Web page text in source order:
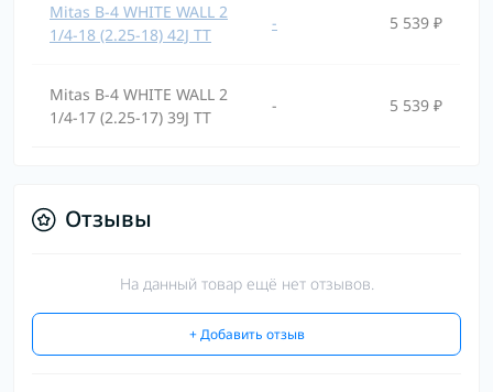
Mitas B-4 WHITE WALL 2
1/4-18 (2.25-18) 42J TT
- 5 539 ₽
Mitas B-4 WHITE WALL 2
1/4-17 (2.25-17) 39J TT
- 5 539 ₽
Отзывы
На данный товар ещё нет отзывов.
+ Добавить отзыв